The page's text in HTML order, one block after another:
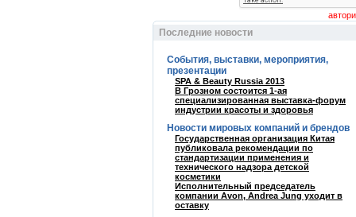
Последние новости
События, выставки, мероприятия,
презентации
SPA & Beauty Russia 2013
В Грозном состоится 1-ая
специализированная выставка-форум
индустрии красоты и здоровья
Новости мировых компаний и брендов
Государственная организация Китая
публиковала рекомендации по
стандартизации применения и
технического надзора детской
косметики
Исполнительный председатель
компании Avon, Andrea Jung уходит в
оставку